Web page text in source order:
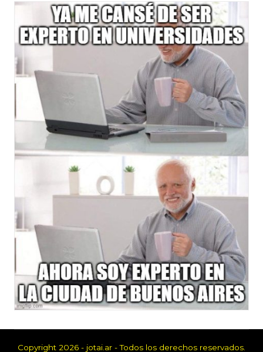
Copyright 2026 - jotai.ar - Todos los derechos reservados.